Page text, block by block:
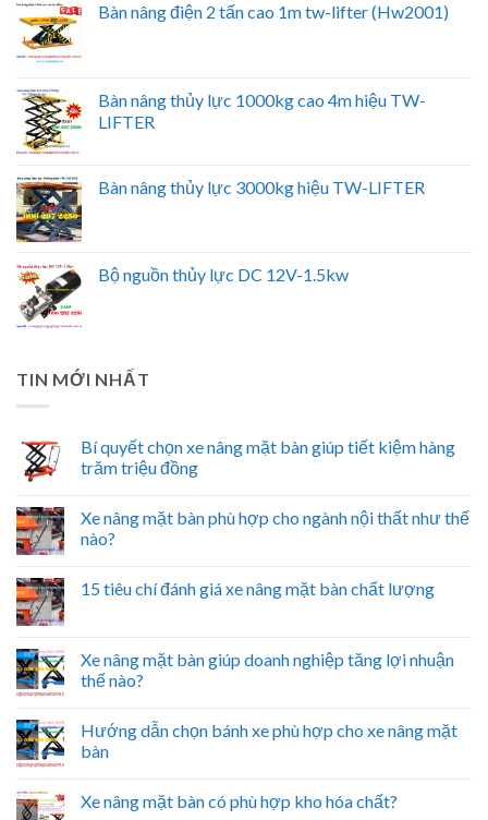
Bàn nâng điện 2 tấn cao 1m tw-lifter (Hw2001)
Bàn nâng thủy lực 1000kg cao 4m hiệu TW-
LIFTER
Bàn nâng thủy lực 3000kg hiệu TW-LIFTER
Bộ nguồn thủy lực DC 12V-1.5kw
TIN MỚI NHẤT
Bí quyết chọn xe nâng mặt bàn giúp tiết kiệm hàng
trăm triệu đồng
Xe nâng mặt bàn phù hợp cho ngành nội thất như thế
nào?
15 tiêu chí đánh giá xe nâng mặt bàn chất lượng
Xe nâng mặt bàn giúp doanh nghiệp tăng lợi nhuận
thế nào?
Hướng dẫn chọn bánh xe phù hợp cho xe nâng mặt
bàn
Xe nâng mặt bàn có phù hợp kho hóa chất?